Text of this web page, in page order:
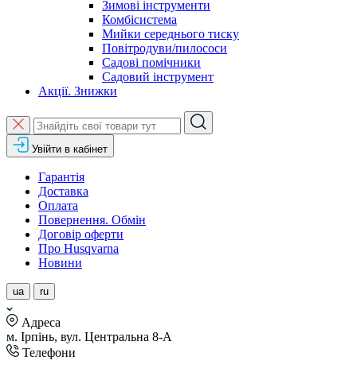
Зимові інструменти
Комбісистема
Мийки середнього тиску
Повітродуви/пилососи
Садові помічники
Садовий інструмент
Акції. Знижки
Увійти в кабінет
Гарантія
Доставка
Оплата
Повернення. Обмін
Договір оферти
Про Husqvarna
Новини
ua ru
Адреса
м. Ірпінь, вул. Центральна 8-А
Телефони